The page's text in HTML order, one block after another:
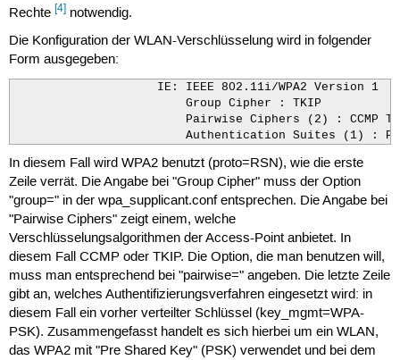
Rechte [4]notwendig.
Die Konfiguration der WLAN-Verschlüsselung wird in folgender
Form ausgegeben:
                    IE: IEEE 802.11i/WPA2 Version 1
                        Group Cipher : TKIP
Pairwise Ciphers (2) : CCMP
Authentication Suites (1) :
In diesem Fall wird WPA2 benutzt (proto=RSN), wie die erste
Zeile verrät. Die Angabe bei "Group Cipher" muss der Option
"group=" in der wpa_supplicant.conf entsprechen. Die Angabe bei
"Pairwise Ciphers" zeigt einem, welche
Verschlüsselungsalgorithmen der Access-Point anbietet. In
diesem Fall CCMP oder TKIP. Die Option, die man benutzen will,
muss man entsprechend bei "pairwise=" angeben. Die letzte Zeile
gibt an, welches Authentifizierungsverfahren eingesetzt wird: in
diesem Fall ein vorher verteilter Schlüssel (key_mgmt=WPA-
PSK). Zusammengefasst handelt es sich hierbei um ein WLAN,
das WPA2 mit "Pre Shared Key" (PSK) verwendet und bei dem